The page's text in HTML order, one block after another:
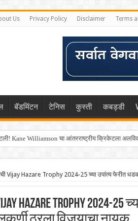
Us Privacy Policy Disclaimer Terms
बॅडमिंटन टेनिस कुस्ती कबड्डी
Kane Williamson चा आंतरराष्ट्रीय क्रिकेटला
Vijay Hazare Trophy 2024-25 च्या उपांत्य फेरीत
Hazare Trophy 2024-